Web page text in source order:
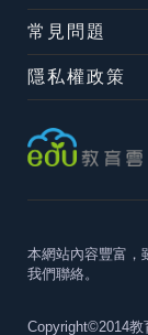
常見問題
隱私權政策
本網站內容豐富，
我們聯絡。
Copyright©2014教